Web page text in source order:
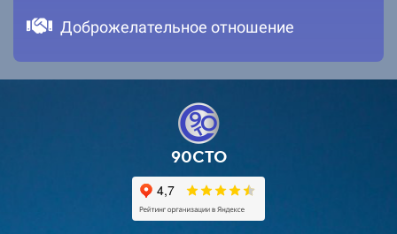
Доброжелательное отношение
90СТО